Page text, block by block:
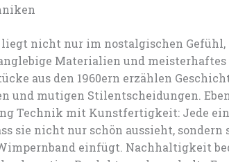
nicht nur im nostalgischen Gefühl,
Materialien und meisterhaftes
aus den 1960ern erzählen
und mutigen Stilentscheidungen.
Technik mit Kunstfertigkeit: Jede
sie nicht nur schön aussieht,
einfügt. Nachhaltigkeit